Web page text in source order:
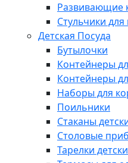
Развивающие
Стульчики
Детская Посуда
Бутылочки
Контейнеры
Контейнеры
Наборы для
Поильники
Стаканы
Столовые
Тарелки